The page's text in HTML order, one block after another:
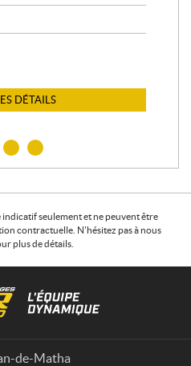
DÉTAILS
indicatif seulement et ne peuvent être
contractuelle. N'hésitez pas à nous
plus de détails.
de-Matha